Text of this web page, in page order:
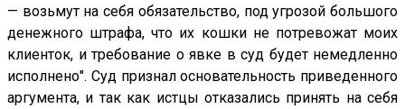
— возьмут на себя обязательство, под угрозой большого
денежного штрафа, что их кошки не потревожат моих
клиенток, и требование о явке в суд будет немедленно
исполнено". Суд признал основательность приведенного
аргумента, и так как истцы отказались принять на себя